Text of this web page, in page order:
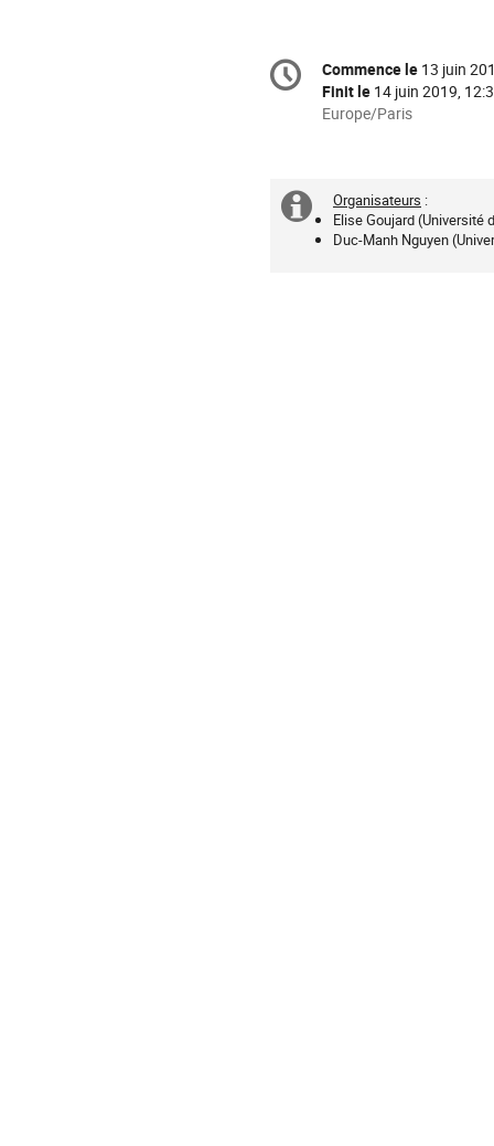
Information
de
Date/Heure
Commence le 13 juin
Finit le 14 juin 2019,
Toutes
en
Europe/Paris
Europe/Paris
Information
Organisateurs :
Elise Goujard (Université
Duc-Manh Nguyen